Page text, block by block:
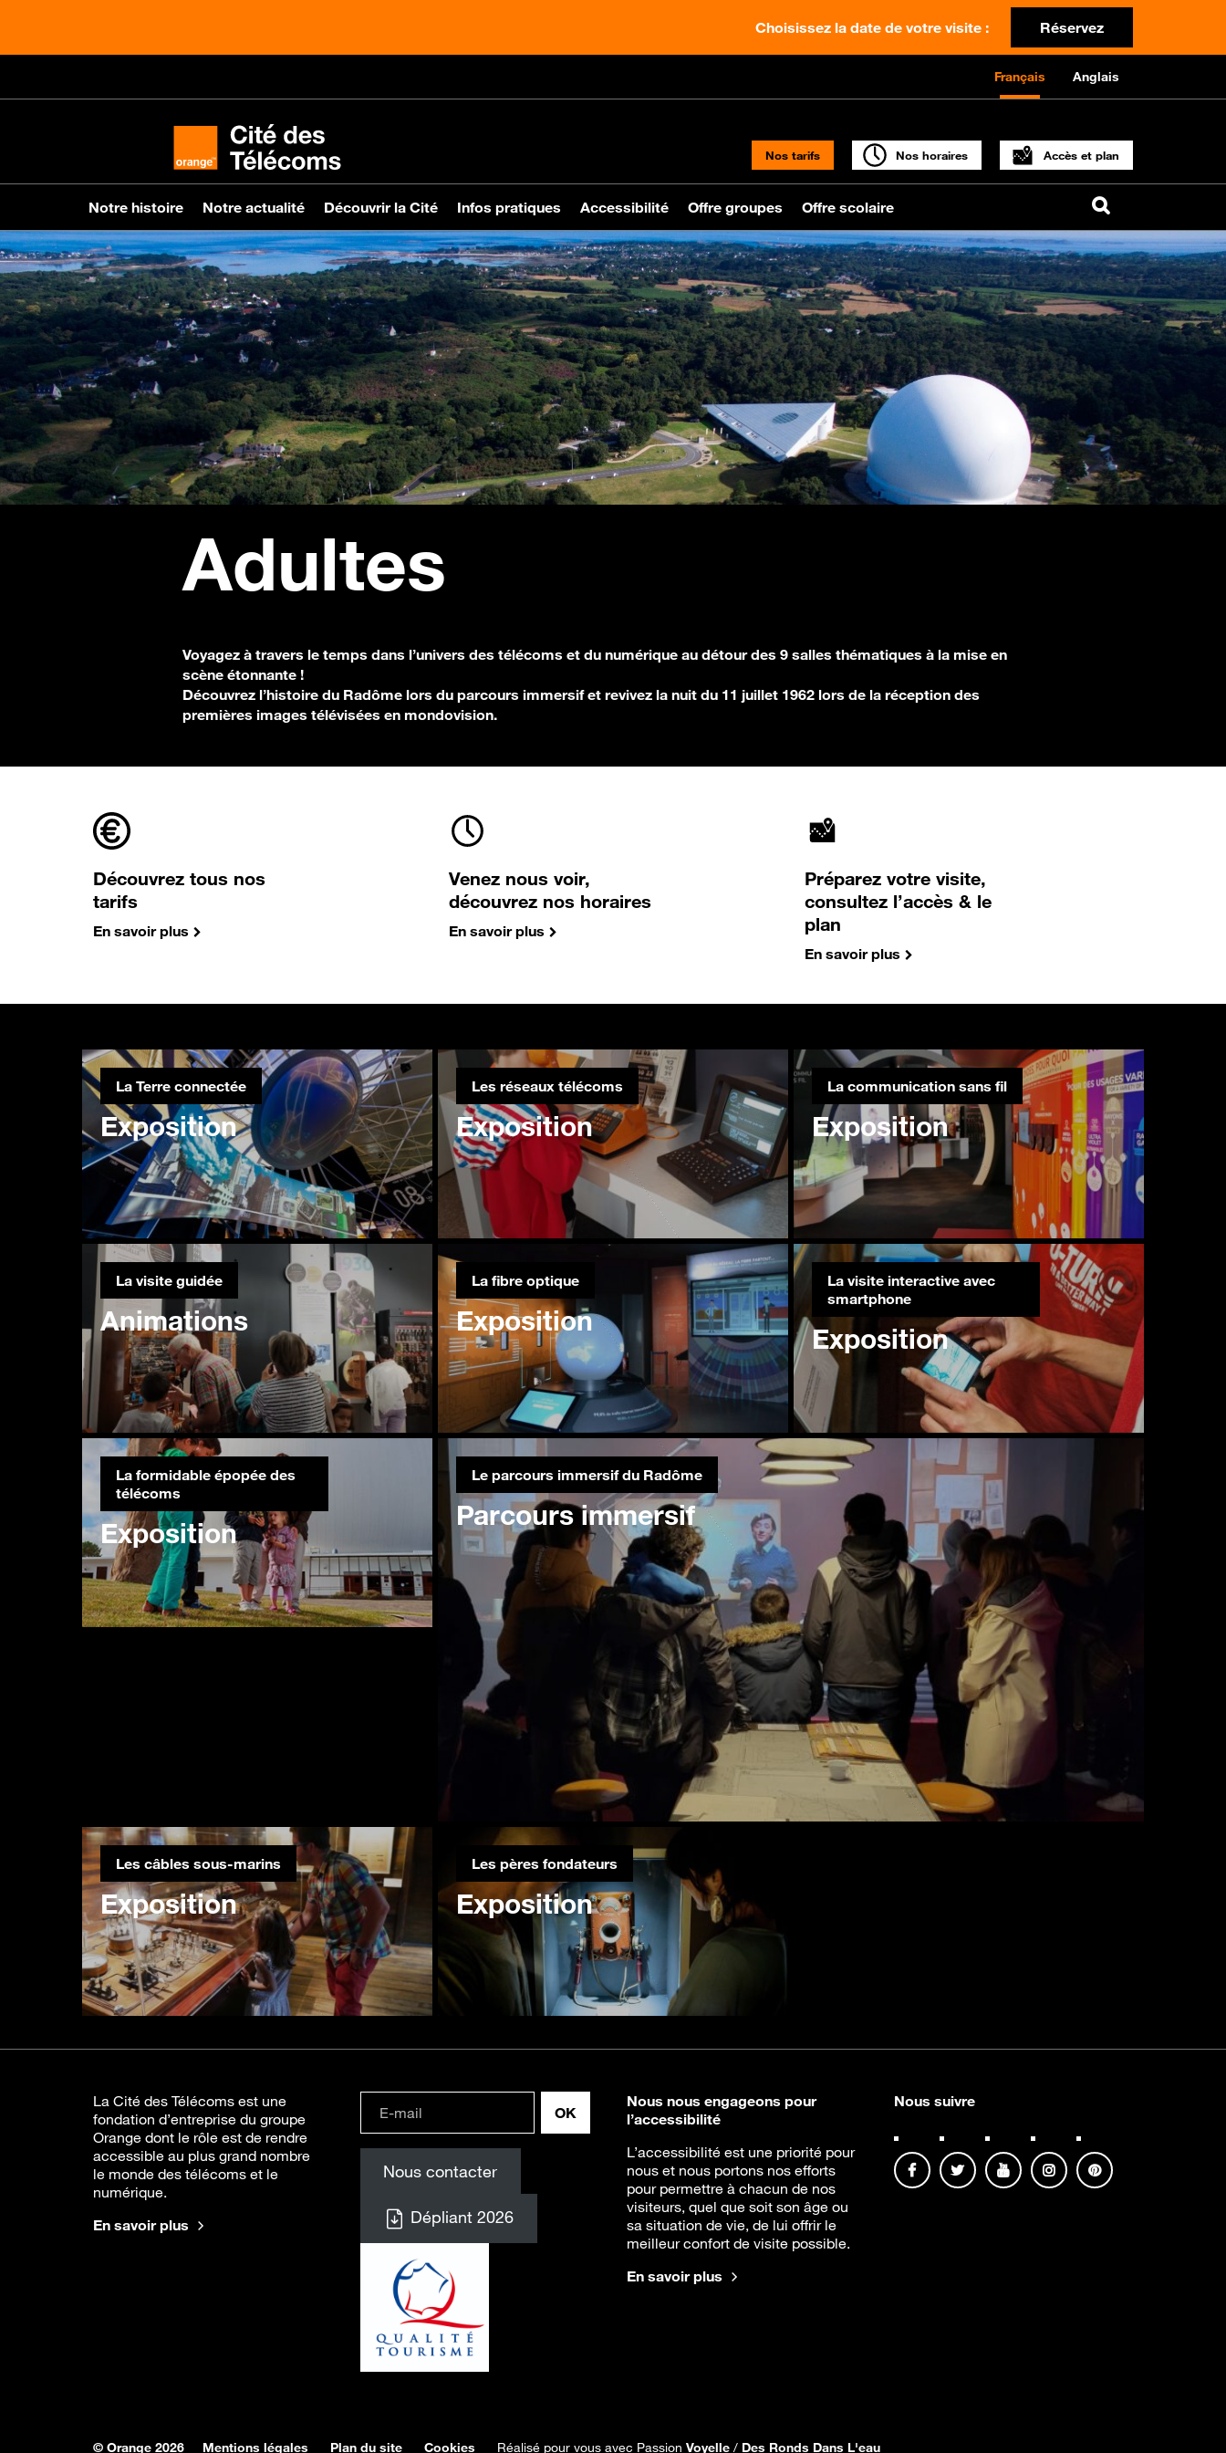
Choisissez la date de votre visite : Réservez
Français Anglais
Nos tarifs Nos horaires Accès et plan
Notre histoire Notre actualité Découvrir la Cité Infos pratiques Accessibilité Offre groupes Offre scolaire
Adultes
Voyagez à travers le temps dans l’univers des télécoms et du numérique au détour des 9 salles thématiques à la mise en
scène étonnante !
Découvrez l’histoire du Radôme lors du parcours immersif et revivez la nuit du 11 juillet 1962 lors de la réception des
premières images télévisées en mondovision.
Découvrez tous nos
tarifs
En savoir plus
Venez nous voir,
découvrez nos horaires
En savoir plus
Préparez votre visite,
consultez l’accès & le
plan
En savoir plus
La Terre connectée
Exposition
Les réseaux télécoms
Exposition
La communication sans fil
Exposition
La visite guidée
Animations
La fibre optique
Exposition
La visite interactive avec
smartphone
Exposition
La formidable épopée des
télécoms
Exposition
Le parcours immersif du Radôme
Parcours immersif
Les câbles sous-marins
Exposition
Les pères fondateurs
Exposition
La Cité des Télécoms est une
fondation d’entreprise du groupe
Orange dont le rôle est de rendre
accessible au plus grand nombre
le monde des télécoms et le
numérique.
En savoir plus
Nous contacter
Dépliant 2026
Nous nous engageons pour
l’accessibilité
L’accessibilité est une priorité pour
nous et nous portons nos efforts
pour permettre à chacun de nos
visiteurs, quel que soit son âge ou
sa situation de vie, de lui offrir le
meilleur confort de visite possible.
En savoir plus
Nous suivre
© Orange 2026 Mentions légales Plan du site Cookies Réalisé pour vous avec Passion Voyelle / Des Ronds Dans L'eau